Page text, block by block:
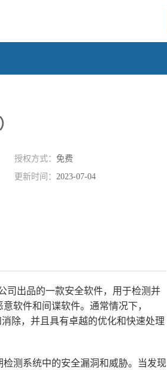
授权方式： 免费
更新时间： 2023-07-04
司出品的一款安全软件，用于检测并
意软件和间谍软件。通常情况下，
除，并且具有卓越的优化和快速处理
检测系统中的安全漏洞和威胁。当发现